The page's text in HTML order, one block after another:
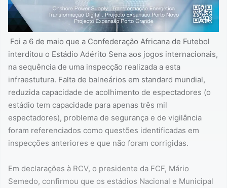
Foi a 6 de maio que a Confederação Africana de Futebol
interditou o Estádio Adérito Sena aos jogos internacionais,
na sequência de uma inspecção realizada a esta
infraestutura. Falta de balneários em standard mundial,
reduzida capacidade de acolhimento de espectadores (o
estádio tem capacidade para apenas três mil
espectadores), problema de segurança e de vigilância
foram referenciados como questões identificadas em
inspecções anteriores e que não foram corrigidas.
Em declarações à RCV, o presidente da FCF, Mário
Semedo, confirmou que os estádios Nacional e Municipal